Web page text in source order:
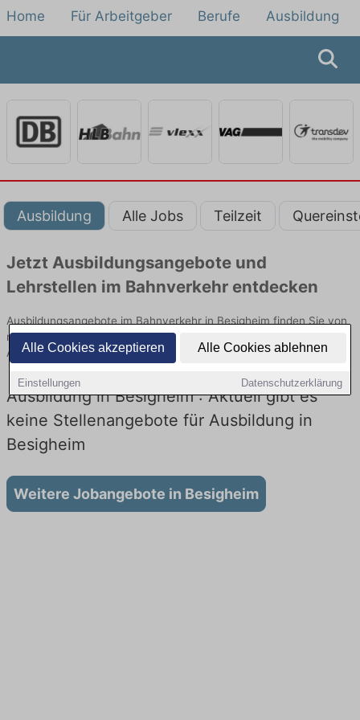
Alle Cookies akzeptieren Alle Cookies ablehnen
Einstellungen Datenschutzerklärung
Home Für Arbeitgeber Berufe Ausbildung
Ausbildung Alle Jobs Teilzeit
Jetzt Ausbildungsangebote und
Lehrstellen im Bahnverkehr entdecken
Ausbildungsangebote im Bahnverkehr in Besigheim finden Sie von
namhaften Firmen. Entdecken Sie freie Optionen von Top-
Arbeitgebern und bewerben Sie sich noch heute.
Ausbildung in Besigheim : Aktuell gibt es
keine Stellenangebote für Ausbildung in
Besigheim
Weitere Jobangebote in Besigheim